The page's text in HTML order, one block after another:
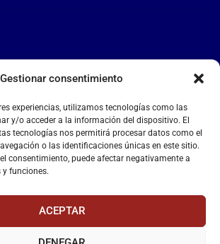
Gestionar consentimiento
experiencias, utilizamos tecnologías como las
y/o acceder a la información del dispositivo. El
tecnologías nos permitirá procesar datos como el
o las identificaciones únicas en este sitio.
consentimiento, puede afectar negativamente a
funciones.
ACEPTAR